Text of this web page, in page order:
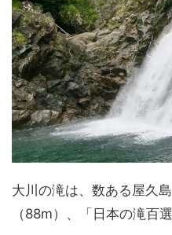
大川の滝は、数ある屋久
（88m）、「日本の滝百